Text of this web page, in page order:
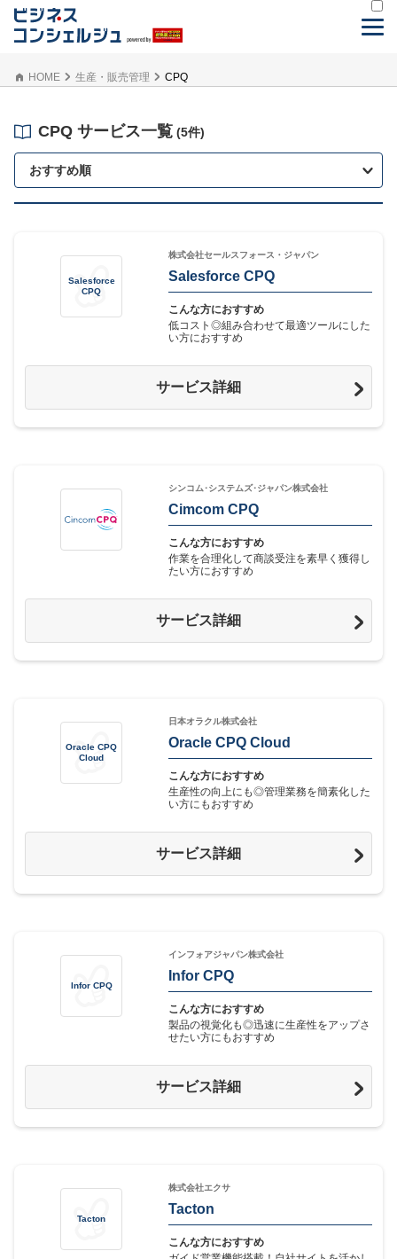
HOME 生産・販売管理 CPQ
CPQ サービス一覧 (5件)
おすすめ順
Salesforce
CPQ
株式会社セールスフォース・ジャパン
Salesforce CPQ
こんな方におすすめ
低コスト◎組み合わせて最適ツールにした
い方におすすめ
サービス詳細
シンコム･システムズ･ジャパン株式会社
Cimcom CPQ
こんな方におすすめ
作業を合理化して商談受注を素早く獲得し
たい方におすすめ
サービス詳細
Oracle CPQ
Cloud
日本オラクル株式会社
Oracle CPQ Cloud
こんな方におすすめ
生産性の向上にも◎管理業務を簡素化した
い方にもおすすめ
サービス詳細
Infor CPQ
インフォアジャパン株式会社
Infor CPQ
こんな方におすすめ
製品の視覚化も◎迅速に生産性をアップさ
せたい方にもおすすめ
サービス詳細
Tacton
株式会社エクサ
Tacton
こんな方におすすめ